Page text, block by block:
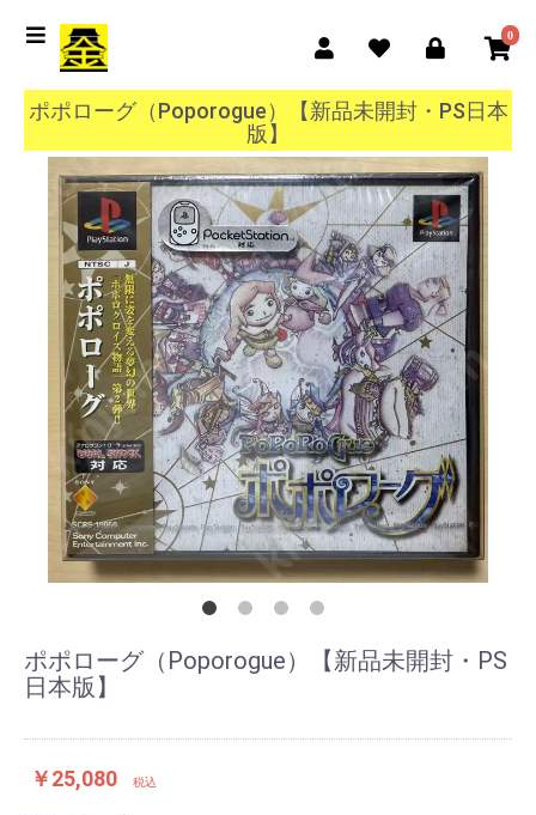
0
ポポローグ（Poporogue）【新品未開封・PS日本
版】
ポポローグ（Poporogue）【新品未開封・PS
日本版】
￥25,080 税込